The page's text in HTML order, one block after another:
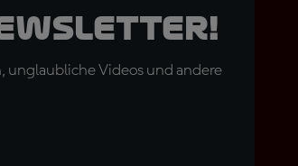
Videos und andere